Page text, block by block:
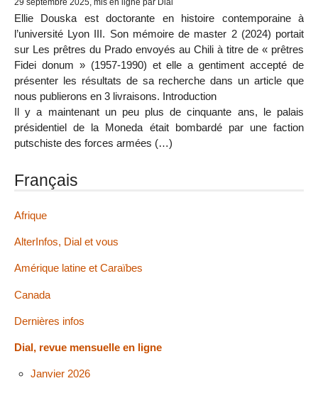
Ellie Douska est doctorante en histoire contemporaine à
l’université Lyon III. Son mémoire de master 2 (2024) portait
sur Les prêtres du Prado envoyés au Chili à titre de « prêtres
Fidei donum » (1957-1990) et elle a gentiment accepté de
présenter les résultats de sa recherche dans un article que
nous publierons en 3 livraisons. Introduction
Il y a maintenant un peu plus de cinquante ans, le palais
présidentiel de la Moneda était bombardé par une faction
putschiste des forces armées (…)
Français
Afrique
AlterInfos, Dial et vous
Amérique latine et Caraïbes
Canada
Dernières infos
Dial, revue mensuelle en ligne
Janvier 2026